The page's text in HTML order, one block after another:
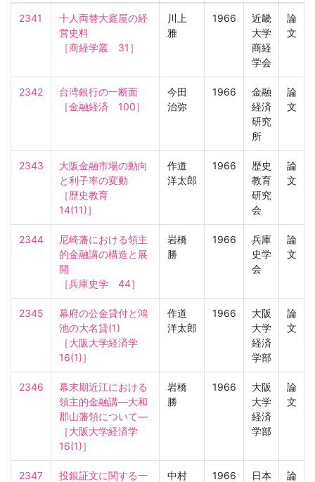
2341
十人両替大庭屋の経
営史料
［商経学叢　31］
川上
雅
1966
近畿
大学
商経
学会
論
文
2342
台湾銀行の一断面
［金融経済　100］
今田
治弥
1966
金融
経済
研究
所
論
文
2343
大阪金融市場の動向
と利子率の変動
［歴史教育
14(11)］
作道
洋太郎
1966
歴史
教育
研究
会
論
文
2344
尼崎藩における領主
的金融講の構造と展
開
［兵庫史学　44］
岩橋
勝
1966
兵庫
史学
会
論
文
2345
幕府の公金貸付と鴻
池の大名貸(1)
［大阪大学経済学
16(1)］
作道
洋太郎
1966
大阪
大学
経済
学部
論
文
2346
幕末期近江における
領主的金融講—大和
郡山藩領について—
［大阪大学経済学
16(1)］
岩橋
勝
1966
大阪
大学
経済
学部
論
文
2347
投銀証文に関する一
中村
1966
日本
論